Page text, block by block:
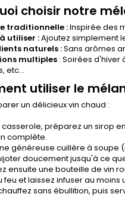
choisir notre
traditionnelle :Inspirée des
utiliser :Ajoutez simplement
naturels :Sans arômes
multiples : Soirées d'hiver
etc...
utiliser le
un délicieux vin chaud :
casserole, préparez un sirop
complète.
généreuse cuillère à soupe
doucement jusqu'à ce
ensuite une bouteille de vin
feu et laissez infuser au moins
sans ébullition, puis